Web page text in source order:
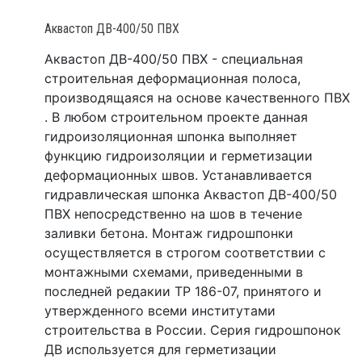
Аквастоп ДВ-400/50 ПВХ
Аквастоп ДВ-400/50 ПВХ - специальная
строительная деформационная полоса,
производящаяся на основе качественного ПВХ
. В любом строительном проекте данная
гидроизоляционная шпонка выполняет
функцию гидроизоляции и герметизации
деформационных швов. Устанавливается
гидравлическая шпонка Аквастоп ДВ-400/50
ПВХ непосредственно на шов в течение
заливки бетона. Монтаж гидрошпонки
осуществляется в строгом соответствии с
монтажными схемами, приведенными в
последней редакии ТР 186-07, принятого и
утвержденного всеми институтами
строительства в России. Серия гидрошпонок
ДВ используется для герметизации